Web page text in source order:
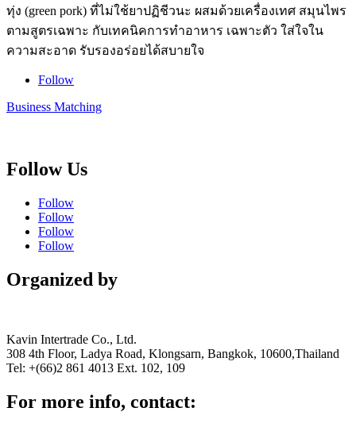
ทุ่ง (green pork) ที่ไม่ใช้ยาปฏิชีวนะ ผสมด้วยเครื่องเทศ สมุนไพร
ตามสูตรเฉพาะ กับเทคนิคการทําอาหาร เฉพาะตัว ใส่ใจใน
ความสะอาด รับรองอร่อยได้สบายใจ
Follow
Business Matching
Follow Us
Follow
Follow
Follow
Follow
Organized by
Kavin Intertrade Co., Ltd.
308 4th Floor, Ladya Road, Klongsarn, Bangkok, 10600,Thailand
Tel: +(66)2 861 4013 Ext. 102, 109
For more info, contact: